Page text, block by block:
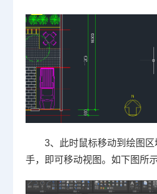
3、此时鼠标移动到绘图
手，即可移动视图。如下图所示